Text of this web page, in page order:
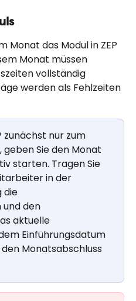
Monat das Modul in ZEP
Monat müssen
vollständig
werden als Fehlzeiten
zunächst nur zum
Sie den Monat
starten. Tragen Sie
in der
die
den
aktuelle
Einführungsdatum
Monatsabschluss